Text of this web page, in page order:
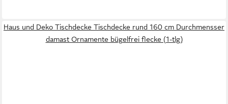
Haus und Deko Tischdecke Tischdecke rund 160 cm Durchmensser
damast Ornamente bügelfrei flecke (1-tlg)